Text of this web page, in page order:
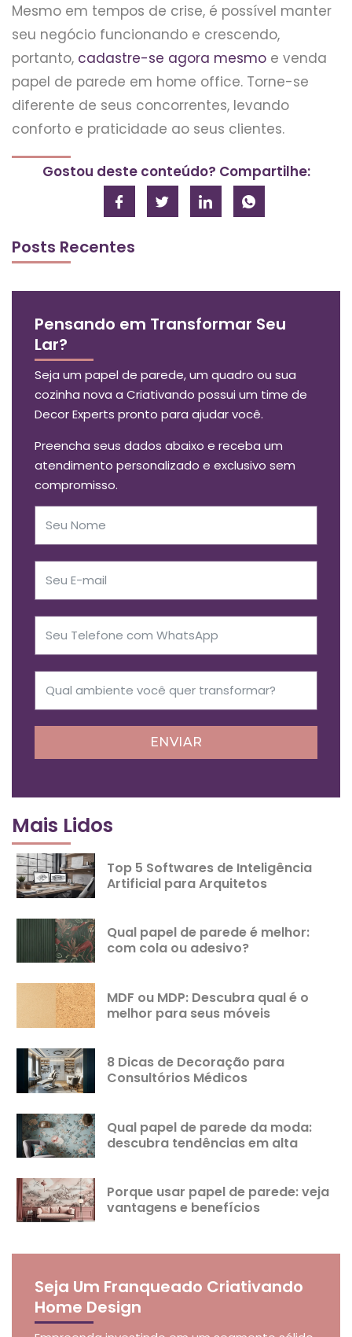
Mesmo em tempos de crise, é possível manter
seu negócio funcionando e crescendo,
portanto, cadastre-se agora mesmo e venda
papel de parede em home office. Torne-se
diferente de seus concorrentes, levando
conforto e praticidade ao seus clientes.
Gostou deste conteúdo? Compartilhe:
Posts Recentes
Pensando em Transformar Seu
Lar?
Seja um papel de parede, um quadro ou sua
cozinha nova a Criativando possui um time de
Decor Experts pronto para ajudar você.
Preencha seus dados abaixo e receba um
atendimento personalizado e exclusivo sem
compromisso.
ENVIAR
Seja Um Franqueado Criativando
Home Design
Mais Lidos
Top 5 Softwares de Inteligência
Artificial para Arquitetos
Qual papel de parede é melhor:
com cola ou adesivo?
MDF ou MDP: Descubra qual é o
melhor para seus móveis
8 Dicas de Decoração para
Consultórios Médicos
Qual papel de parede da moda:
descubra tendências em alta
Porque usar papel de parede: veja
vantagens e benefícios